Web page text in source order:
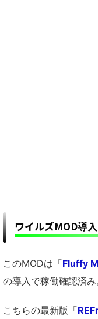
ワイルズMOD導
このMODは「Fluffy
の導入で稼働確認済み
こちらの最新版「